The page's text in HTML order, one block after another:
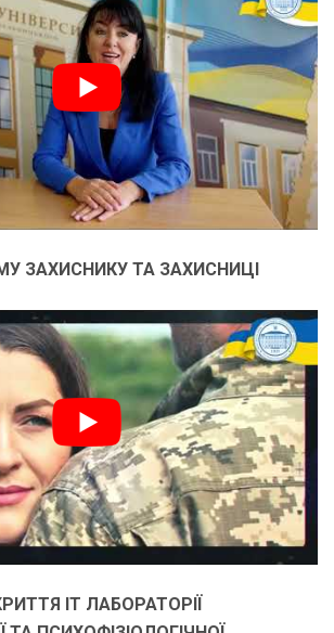
ЗАХИСНИКУ ТА ЗАХИСНИЦІ
ІТ ЛАБОРАТОРІЇ